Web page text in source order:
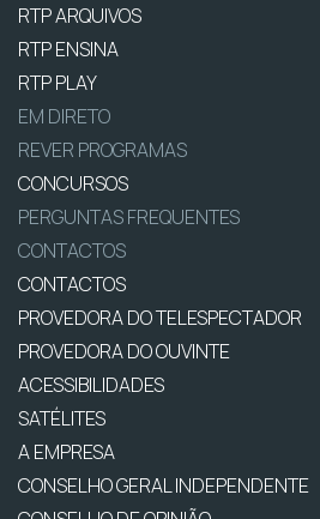
RTP ARQUIVOS
RTP ENSINA
RTP PLAY
EM DIRETO
REVER PROGRAMAS
CONCURSOS
PERGUNTAS FREQUENTES
CONTACTOS
CONTACTOS
PROVEDORA DO TELESPECTADOR
PROVEDORA DO OUVINTE
ACESSIBILIDADES
SATÉLITES
A EMPRESA
CONSELHO GERAL INDEPENDENTE